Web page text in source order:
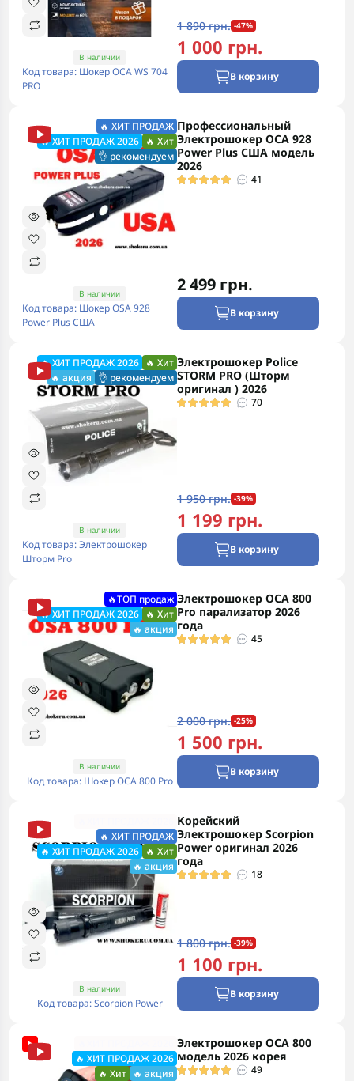
В наличии
Код товара: Шокер ОСА WS 704
PRO
1 890 грн. -47%
1 000 грн.
В корзину
🔥 ХИТ ПРОДАЖ
🔥 ХИТ ПРОДАЖ 2026 🔥 Хит
👌 рекомендуем
В наличии
Код товара: Шокер OSA 928
Power Plus США
Профессиональный
Электрошокер ОСА 928
Power Plus США модель
2026
41
2 499 грн.
В корзину
🔥 ХИТ ПРОДАЖ 2026 🔥 Хит
🔥 акция 👌 рекомендуем
В наличии
Код товара: Электрошокер
Шторм Pro
Электрошокер Police
STORM PRO (Шторм
оригинал ) 2026
70
1 950 грн. -39%
1 199 грн.
В корзину
🔥ТОП продаж
🔥 ХИТ ПРОДАЖ 2026 🔥 Хит
🔥 акция
В наличии
Код товара: Шокер ОСА 800 Pro
Электрошокер ОСА 800
Pro парализатор 2026
года
45
2 000 грн. -25%
1 500 грн.
В корзину
🔥 ХИТ ПРОДАЖ
🔥 ХИТ ПРОДАЖ 2026 🔥 Хит
🔥 акция
В наличии
Код товара: Scorpion Power
Корейский
Электрошокер Scorpion
Power оригинал 2026
года
18
1 800 грн. -39%
1 100 грн.
В корзину
🔥 ХИТ ПРОДАЖ 2026
🔥 Хит 🔥 акция
Электрошокер ОСА 800
модель 2026 корея
49